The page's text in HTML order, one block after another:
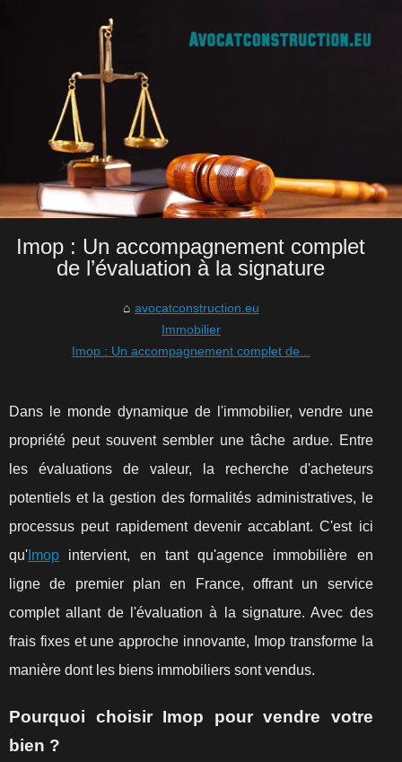
Imop : Un accompagnement complet
de l’évaluation à la signature
avocatconstruction.eu
Immobilier
Imop : Un accompagnement complet de...
Dans le monde dynamique de l'immobilier, vendre une
propriété peut souvent sembler une tâche ardue. Entre
les évaluations de valeur, la recherche d'acheteurs
potentiels et la gestion des formalités administratives, le
processus peut rapidement devenir accablant. C'est ici
qu' Imop intervient, en tant qu'agence immobilière en
ligne de premier plan en France, offrant un service
complet allant de l'évaluation à la signature. Avec des
frais fixes et une approche innovante, Imop transforme la
manière dont les biens immobiliers sont vendus.
Pourquoi choisir Imop pour vendre votre
bien ?